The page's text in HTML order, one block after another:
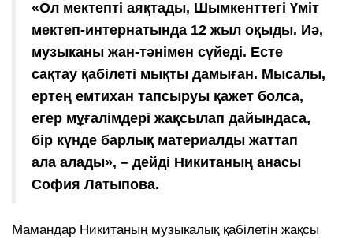
«Ол мектепті аяқтады, Шымкенттегі Үміт
мектеп-интернатында 12 жыл оқыды. Иә,
музыканы жан-тәнімен сүйеді. Есте
сақтау қабілеті мықты дамыған. Мысалы,
ертең емтихан тапсыруы қажет болса,
егер мұғалімдері жақсылап дайындаса,
бір күнде барлық материалды жаттап
ала алады», – дейді Никитаның анасы
София Латыпова.
Мамандар Никитаның музыкалық қабілетін жақсы